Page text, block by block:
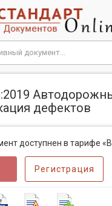
дефектов
доступнен в тарифе
Регистрация